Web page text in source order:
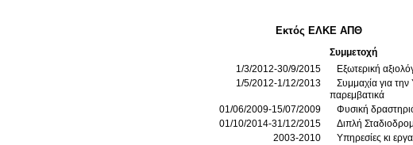
Εκτός ΕΛΚΕ ΑΠΘ
Συμμετοχή
1/3/2012-30/9/2015
Εξωτερική
1/5/2012-1/12/2013
Συμμαχία για
παρεμβατικά
01/06/2009-15/07/2009
Φυσική
01/10/2014-31/12/2015
Διπλή
2003-2010
Υπηρεσίες κι